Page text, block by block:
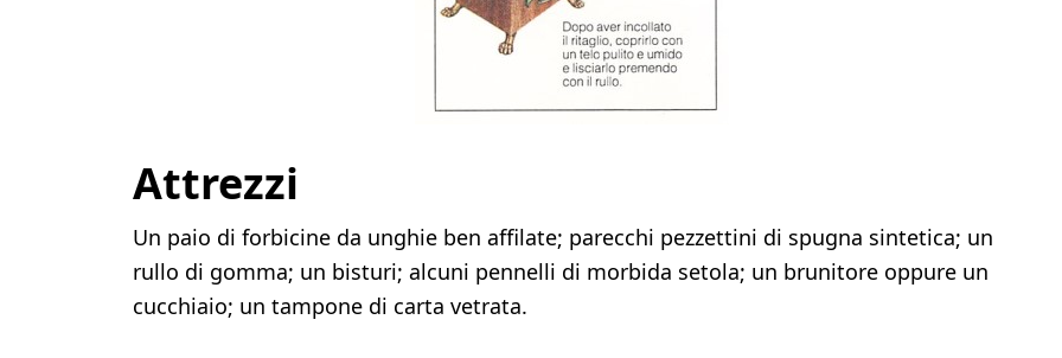
Attrezzi
Un paio di forbicine da unghie ben affilate; parecchi pezzettini di spugna sintetica; un
rullo di gomma; un bisturi; alcuni pennelli di morbida setola; un brunitore oppure un
cucchiaio; un tampone di carta vetrata.